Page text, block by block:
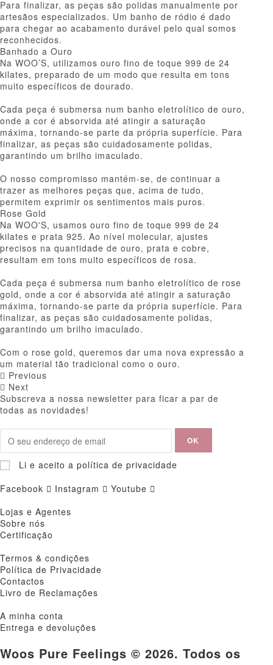
Para finalizar, as peças são polidas manualmente por
artesãos especializados. Um banho de ródio é dado
para chegar ao acabamento durável pelo qual somos
reconhecidos.
Banhado a Ouro
Na WOO’S, utilizamos ouro fino de toque 999 de 24
kilates, preparado de um modo que resulta em tons
muito específicos de dourado.
Cada peça é submersa num banho eletrolítico de ouro,
onde a cor é absorvida até atingir a saturação
máxima, tornando-se parte da própria superfície. Para
finalizar, as peças são cuidadosamente polidas,
garantindo um brilho imaculado.
O nosso compromisso mantém-se, de continuar a
trazer as melhores peças que, acima de tudo,
permitem exprimir os sentimentos mais puros.
Rose Gold
Na WOO'S, usamos ouro fino de toque 999 de 24
kilates e prata 925. Ao nível molecular, ajustes
precisos na quantidade de ouro, prata e cobre,
resultam em tons muito específicos de rosa.
Cada peça é submersa num banho eletrolítico de rose
gold, onde a cor é absorvida até atingir a saturação
máxima, tornando-se parte da própria superfície. Para
finalizar, as peças são cuidadosamente polidas,
garantindo um brilho imaculado.
Com o rose gold, queremos dar uma nova expressão a
um material tão tradicional como o ouro.
Previous
Next
Subscreva a nossa newsletter para ficar a par de
todas as novidades!
Li e aceito a política de privacidade
Facebook
Instagram
Youtube
Lojas e Agentes
Sobre nós
Certificação
Termos & condições
Política de Privacidade
Contactos
Livro de Reclamações
A minha conta
Entrega e devoluções
Woos Pure Feelings © 2026. Todos os